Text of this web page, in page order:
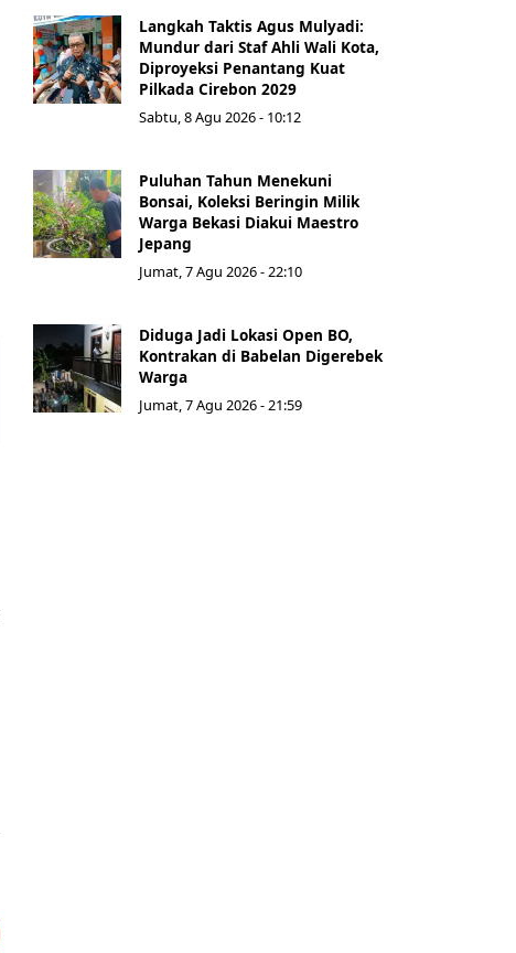
Langkah Taktis Agus Mulyadi:
Mundur dari Staf Ahli Wali Kota,
Diproyeksi Penantang Kuat
Pilkada Cirebon 2029
Sabtu, 8 Agu 2026 - 10:12
Puluhan Tahun Menekuni
Bonsai, Koleksi Beringin Milik
Warga Bekasi Diakui Maestro
Jepang
Jumat, 7 Agu 2026 - 22:10
Diduga Jadi Lokasi Open BO,
Kontrakan di Babelan Digerebek
Warga
Jumat, 7 Agu 2026 - 21:59